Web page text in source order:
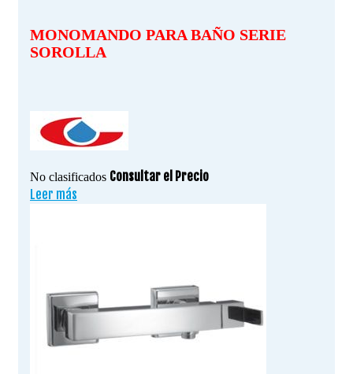
MONOMANDO PARA BAÑO SERIE
SOROLLA
No clasificados Consultar el Precio
Leer más